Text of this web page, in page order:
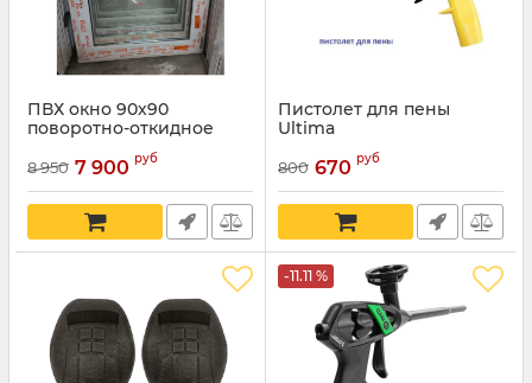
ПВХ окно 90х90
поворотно-откидное
8 950 7 900 руб
Пистолет для пены
Ultima
800 670 руб
-11.11 %